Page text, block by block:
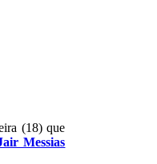
(18) que
Messias